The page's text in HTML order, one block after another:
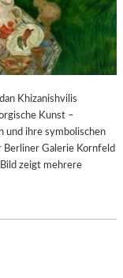
Khizanishvilis
Kunst –
und ihre symbolischen
Berliner Galerie Kornfeld
zeigt mehrere